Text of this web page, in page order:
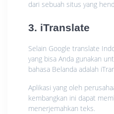
dari sebuah situs yang
3. iTranslate
Selain Google translate
yang bisa Anda gunakan
bahasa Belanda adalah
Aplikasi yang oleh
kembangkan ini dapat
menerjemahkan teks.